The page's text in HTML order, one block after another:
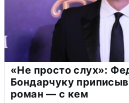
«Не просто слух»:
Бондарчуку
роман — с кем